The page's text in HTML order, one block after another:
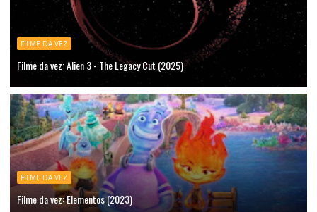
FILME DA VEZ
Filme da vez: Alien 3 - The Legacy Cut (2025)
FILME DA VEZ
Filme da vez: Elementos (2023)